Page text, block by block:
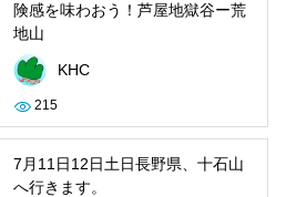
険感を味わおう！芦屋地獄谷ー荒
地山
KHC
215
7月11日12日土日長野県、十石山
へ行きます。